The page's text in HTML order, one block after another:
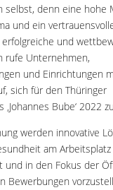
selbst, denn eine hohe
und ein
und
rufe Unternehmen,
und Einrichtungen
sich für den Thüringer
Bube‘ 2022
werden innovative
am
und in den Fokus der
Bewerbungen